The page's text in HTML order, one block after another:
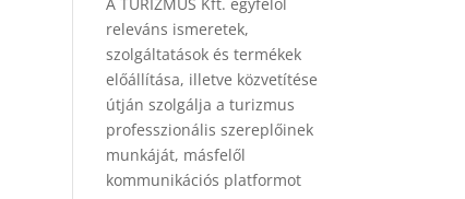
releváns ismeretek,
szolgáltatások és termékek
előállítása, illetve közvetítése
útján szolgálja a turizmus
professzionális szereplőinek
munkáját, másfelől
kommunikációs platformot